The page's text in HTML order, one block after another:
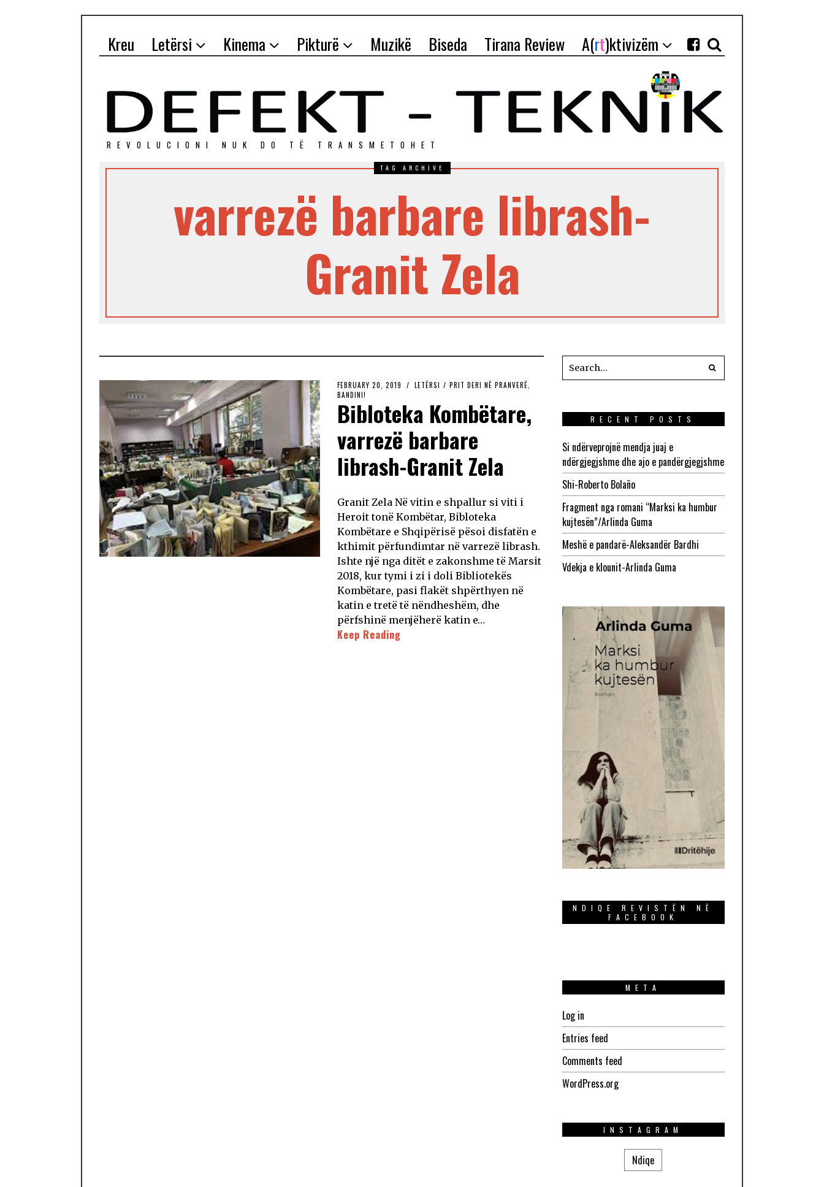
Kreu Letërsi Kinema Pikturë Muzikë Biseda Tirana Review A(rt)ktivizëm
REVOLUCIONI NUK DO TЁ TRANSMETOHET
TAG ARCHIVE
varrezë barbare librash-
Granit Zela
FEBRUARY 20, 2019 LETËRSI / PRIT DERI NË PRANVERË,
BANDINI!
Bibloteka Kombëtare,
varrezë barbare
librash-Granit Zela
Granit Zela Në vitin e shpallur si viti i
Heroit tonë Kombëtar, Bibloteka
Kombëtare e Shqipërisë pësoi disfatën e
kthimit përfundimtar në varrezë librash.
Ishte një nga ditët e zakonshme të Marsit
2018, kur tymi i zi i doli Bibliotekës
Kombëtare, pasi flakët shpërthyen në
katin e tretë të nëndheshëm, dhe
përfshinë menjëherë katin e…
Keep Reading
RECENT POSTS
Si ndërveprojnë mendja juaj e
ndërgjegjshme dhe ajo e pandërgjegjshme
Shi-Roberto Bolaño
Fragment nga romani “Marksi ka humbur
kujtesën”/Arlinda Guma
Meshë e pandarë-Aleksandër Bardhi
Vdekja e klounit-Arlinda Guma
NDIQE REVISTËN NË
FACEBOOK
META
Log in
Entries feed
Comments feed
WordPress.org
INSTAGRAM
Ndiqe